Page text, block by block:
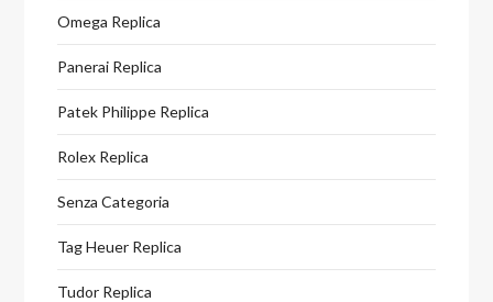
Omega Replica
Panerai Replica
Patek Philippe Replica
Rolex Replica
Senza Categoria
Tag Heuer Replica
Tudor Replica